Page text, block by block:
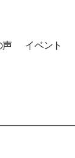
声 イベント